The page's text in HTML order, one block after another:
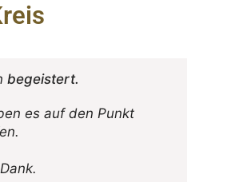
begeis­tert.
es auf den Punkt